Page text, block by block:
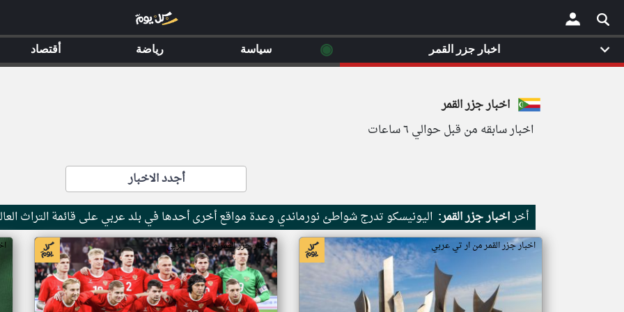
×
اخبار جزر القمر
اخبار سابقه من قبل حوالي ٦ ساعات
أجدد الاخبار
أخراخبار جزر القمر: اليونيسكو تدرج شواطئ نورماندي وعدة مواقع أخرى أحدها في بلد عربي على قائمة التراث
اخبار جزر القمر من ار تي عربي اخبار جزر القمر من ار تي عربي
اخبار جزر القمر ◉ سياسة رياضة أقتصاد